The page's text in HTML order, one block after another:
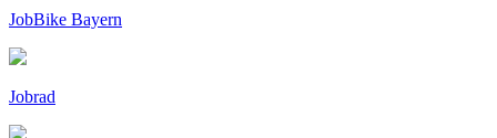
JobBike Bayern
Jobrad